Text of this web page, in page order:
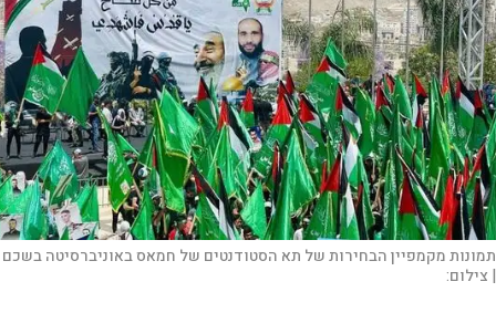
תמונות מקמפיין הבחירות של תא הסטודנטים של חמאס באוניברסיטה בשכם
| צילום: